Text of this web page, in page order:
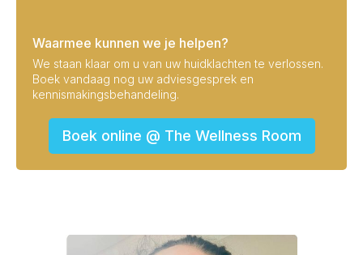
Waarmee kunnen we je helpen?
We staan klaar om u van uw huidklachten te verlossen.
Boek vandaag nog uw adviesgesprek en
kennismakingsbehandeling.
Boek online @ The Wellness Room